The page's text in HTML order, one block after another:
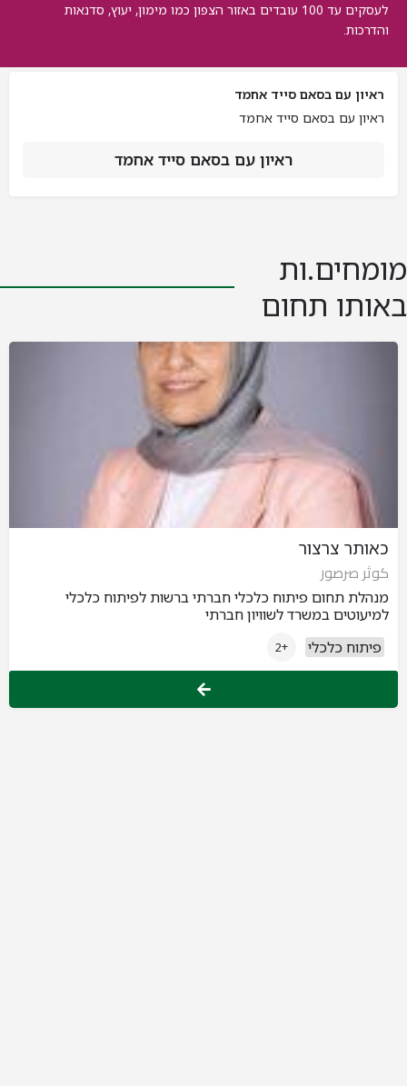
לעסקים עד 100 עובדים באזור הצפון כמו מימון, יעוץ, סדנאות
והדרכות.
ראיון עם בסאם סייד אחמד
ראיון עם בסאם סייד אחמד
ראיון עם בסאם סייד אחמד
מומחים.ות
באותו תחום
כאותר צרצור
كوثر صرصور
מנהלת תחום פיתוח כלכלי חברתי ברשות לפיתוח כלכלי
למיעוטים במשרד לשוויון חברתי
פיתוח כלכלי
+2